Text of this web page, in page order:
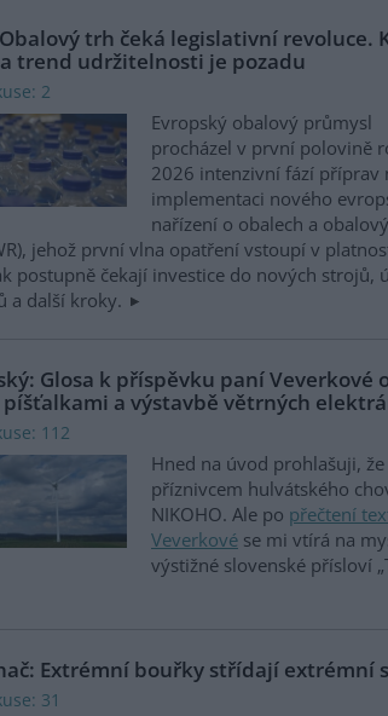
trh čeká legislativní revoluce.
trend udržitelnosti je pozadu
2
Evropský obalový průmysl
procházel v první polovině
2026 intenzivní fází příprav
implementaci nového
nařízení o obalech a
jehož první vlna opatření vstoupí v
postupně čekají investice do nových strojů,
a další kroky.
Glosa k příspěvku paní Veverkové
píšťalkami a výstavbě větrných
112
Hned na úvod prohlašuji,
příznivcem hulvátského
NIKOHO. Ale po přečtení
Veverkové se mi vtírá na
výstižné slovenské přísloví
Extrémní bouřky střídají extrémní
31